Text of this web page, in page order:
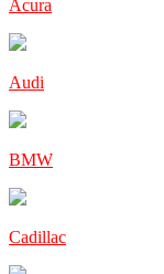
Acura
Audi
BMW
Cadillac